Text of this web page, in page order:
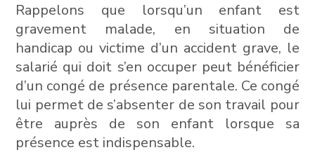
Rappelons que lorsqu’un enfant est
gravement malade, en situation de
handicap ou victime d’un accident grave, le
salarié qui doit s’en occuper peut bénéficier
d’un congé de présence parentale. Ce congé
lui permet de s’absenter de son travail pour
être auprès de son enfant lorsque sa
présence est indispensable.